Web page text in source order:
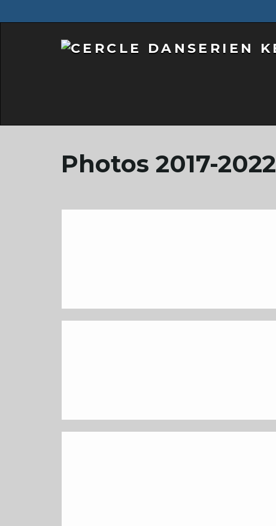
Photos 2017-2022